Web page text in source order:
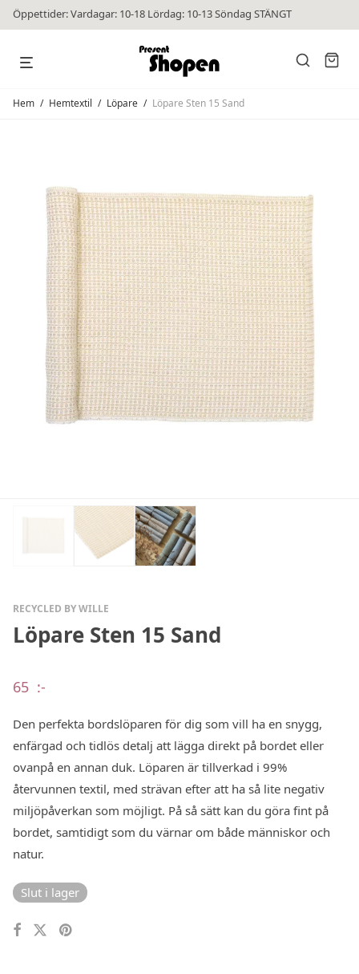
Öppettider: Vardagar: 10-18 Lördag: 10-13 Söndag STÄNGT
Hem / Hemtextil / Löpare / Löpare Sten 15 Sand
RECYCLED BY WILLE
Löpare Sten 15 Sand
65 :-
Den perfekta bordslöparen för dig som vill ha en snygg,
enfärgad och tidlös detalj att lägga direkt på bordet eller
ovanpå en annan duk. Löparen är tillverkad i 99%
återvunnen textil, med strävan efter att ha så lite negativ
miljöpåverkan som möjligt. På så sätt kan du göra fint på
bordet, samtidigt som du värnar om både människor och
natur.
Slut i lager